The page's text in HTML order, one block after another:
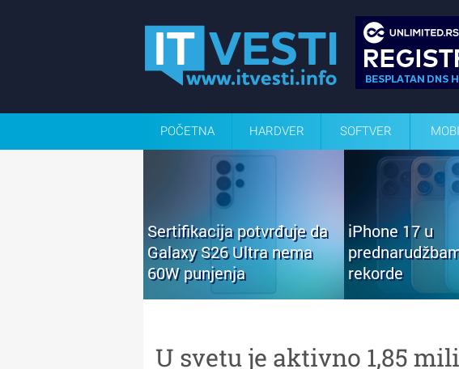
POČETNA HARDVER SOFTVER
Sertifikacija potvrđuje da
Galaxy S26 Ultra nema
60W punjenja
iPhone 17 u
rekorde
U svetu je aktivno 1,85